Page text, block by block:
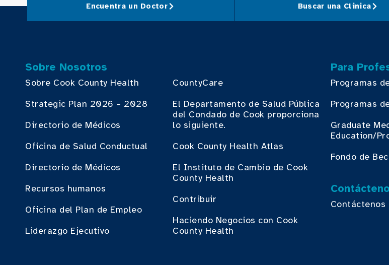
Encuentra un Doctor Buscar una Clinica
Sobre Nosotros
Sobre Cook County Health
Strategic Plan 2026 – 2028
Directorio de Médicos
Oficina de Salud Conductual
Directorio de Médicos
Recursos humanos
Oficina del Plan de Empleo
Liderazgo Ejecutivo
CountyCare
El Departamento de Salud Pública
del Condado de Cook proporciona
lo siguiente.
Cook County Health Atlas
El Instituto de Cambio de Cook
County Health
Contribuir
Haciendo Negocios con Cook
County Health
Para
Programas
Programas
Graduate
Education/
Fondo de
Contáctenos